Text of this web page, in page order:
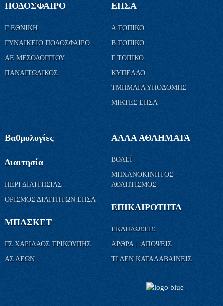
ΠΟΔΟΣΦΑΙΡΟ
Γ ΕΘΝΙΚΗ
ΓΥΝΑΙΚΕΙΟ ΠΟΔΟΣΦΑΙΡΟ
ΑΕ ΜΕΣΟΛΟΓΓΙΟΥ
ΠΑΝΑΙΤΩΛΙΚΟΣ
ΕΠΣΑ
Α ΤΟΠΙΚΟ
Β ΤΟΠΙΚΟ
Γ ΤΟΠΙΚΟ
ΚΥΠΕΛΛΟ
ΤΜΗΜΑΤΑ ΥΠΟΔΟΜΗΣ
ΜΙΚΤΕΣ ΕΠΣΑ
Βαθμολογίες
Διαιτησία
ΠΕΡΙ ΔΙΑΙΤΗΣΙΑΣ
ΟΡΙΣΜΟΣ ΔΙΑΙΤΗΤΩΝ ΕΠΣΑ
ΜΠΑΣΚΕΤ
ΓΣ ΧΑΡΙΛΑΟΣ ΤΡΙΚΟΥΠΗΣ
ΑΣ ΛΕΩΝ
ΑΛΛΑ ΑΘΛΗΜΑΤΑ
ΒΟΛΕΪ
ΜΗΧΑΝΟΚΙΝΗΤΟΣ
ΑΘΛΗΤΙΣΜΟΣ
ΕΠΙΚΑΙΡΟΤΗΤΑ
ΕΚΔΗΛΩΣΕΙΣ
ΑΡΘΡΑ | ΑΠΟΨΕΙΣ
ΤΙ ΔΕΝ ΚΑΤΑΛΑΒΑΙΝΕΙΣ